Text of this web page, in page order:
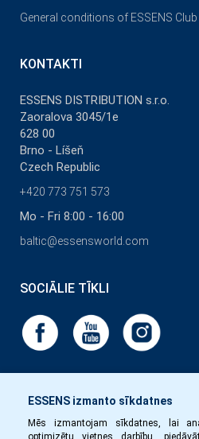
ESSENS izmanto sīkdatnes
Mēs izmantojam sīkdatnes, lai
optimizētu vietnes darbību,
General conditions of ESSENS
KONTAKTI
ESSENS DISTRIBUTION s.r.o.
Zaoralova 3045/1e
628 00
Brno - Líšeň
Czech Republic
+420 773 751 573
Mo - Fri 8:00 - 16:00
baltic@essensworld.com
SOCIĀLIE TĪKLI